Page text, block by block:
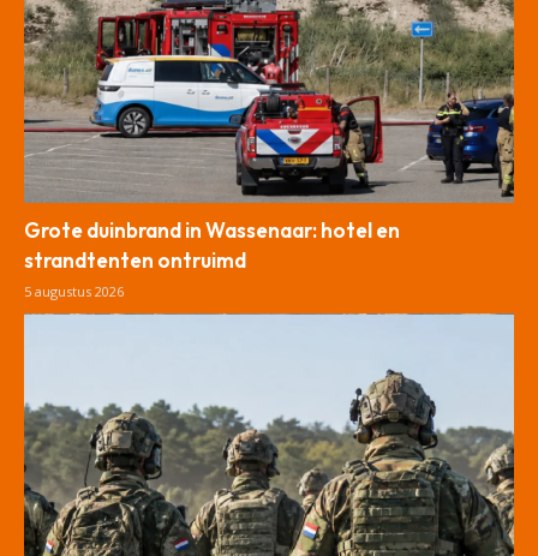
Grote duinbrand in Wassenaar: hotel en
strandtenten ontruimd
5 augustus 2026